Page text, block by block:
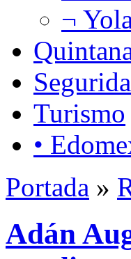
¬
Turismo
•
Portada »
Adán